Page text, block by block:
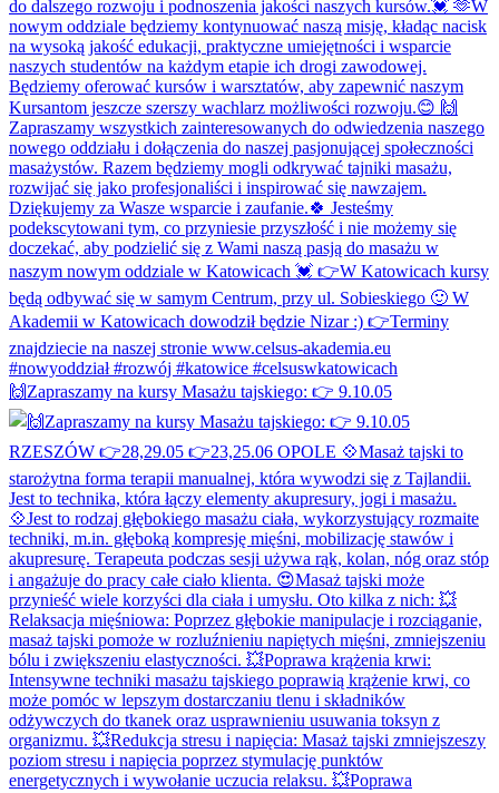
🙌Zapraszamy na kursy Masażu tajskiego: 👉 9.10.05